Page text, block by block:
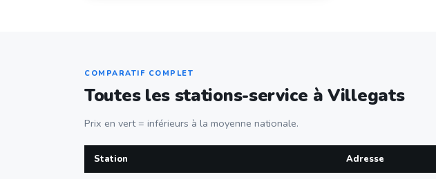
COMPARATIF COMPLET
Toutes les stations-service à Villegats
Prix en vert = inférieurs à la moyenne nationale.
Station Adresse